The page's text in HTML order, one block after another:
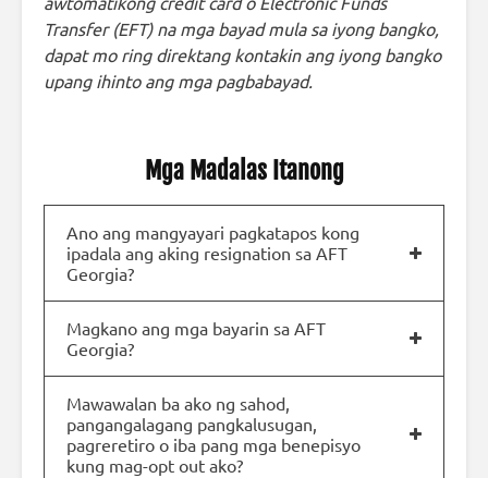
Transfer (EFT) na mga bayad mula sa iyong bangko,
dapat mo ring direktang kontakin ang iyong bangko
upang ihinto ang mga pagbabayad.
Mga Madalas Itanong
Ano ang mangyayari pagkatapos kong
ipadala ang aking resignation sa AFT
Georgia?
Magkano ang mga bayarin sa AFT
Georgia?
Mawawalan ba ako ng sahod,
pangangalagang pangkalusugan,
pagreretiro o iba pang mga benepisyo
kung mag-opt out ako?